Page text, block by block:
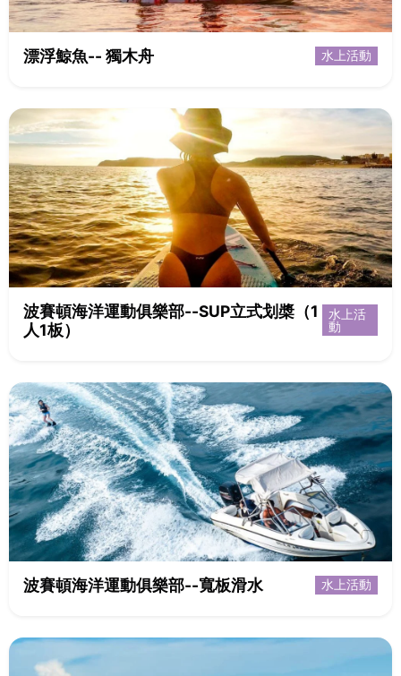
漂浮鯨魚-- 獨木舟 水上活動
波賽頓海洋運動俱樂部--SUP立式划槳（1
人1板）
水上活
動
波賽頓海洋運動俱樂部--寬板滑水 水上活動